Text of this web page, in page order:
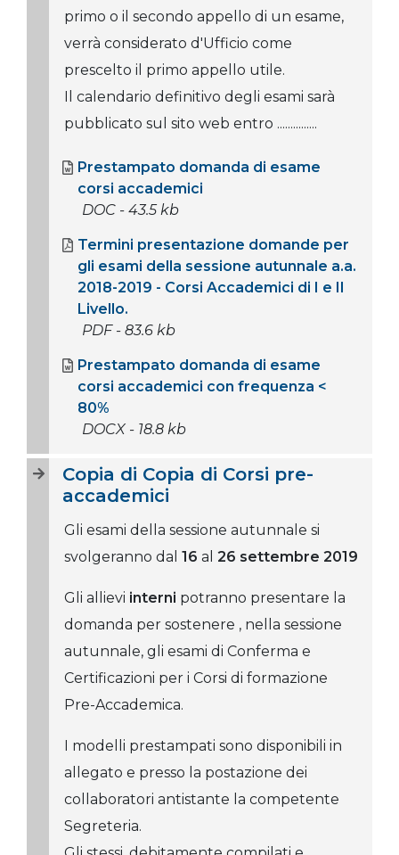
primo o il secondo appello di un esame,
verrà considerato d'Ufficio come
prescelto il primo appello utile.
Il calendario definitivo degli esami sarà
pubblicato sul sito web entro ...............
Prestampato domanda di esame
corsi accademici
DOC - 43.5 kb
Termini presentazione domande per
gli esami della sessione autunnale a.a.
2018-2019 - Corsi Accademici di I e II
Livello.
PDF - 83.6 kb
Prestampato domanda di esame
corsi accademici con frequenza <
80%
DOCX - 18.8 kb
Copia di Copia di Corsi pre-
accademici
Gli esami della sessione autunnale si
svolgeranno dal 16 al 26 settembre 2019
Gli allievi interni potranno presentare la
domanda per sostenere , nella sessione
autunnale, gli esami di Conferma e
Certificazioni per i Corsi di formazione
Pre-Accademica.
I modelli prestampati sono disponibili in
allegato e presso la postazione dei
collaboratori antistante la competente
Segreteria.